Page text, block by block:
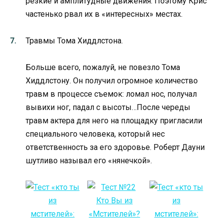
частенько рвал их в «интересных» местах.
Травмы Тома Хиддлстона.
Больше всего, пожалуй, не повезло Тома
Хиддлстону. Он получил огромное количество
травм в процессе съемок: ломал нос, получал
вывихи ног, падал с высоты…После череды
травм актера для него на площадку пригласили
специального человека, который нес
ответственность за его здоровье. Роберт Дауни
шутливо называл его «нянечкой».